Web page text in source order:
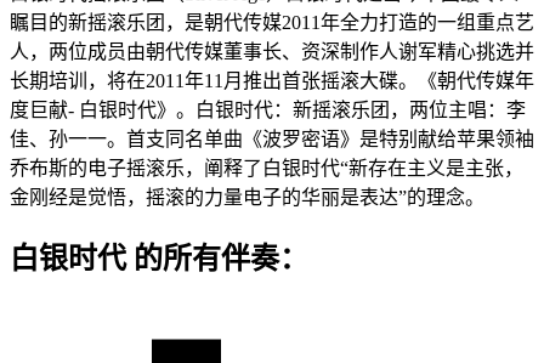
瞩目的新摇滚乐团，是朝代传媒2011年全力打造的一组重点艺
人，两位成员由朝代传媒董事长、资深制作人谢军精心挑选并
长期培训，将在2011年11月推出首张摇滚大碟。《朝代传媒年
度巨献- 白银时代》。白银时代：新摇滚乐团，两位主唱：李
佳、孙一一。首支同名单曲《波罗密语》是特别献给苹果领袖
乔布斯的电子摇滚乐，阐释了白银时代“新存在主义是主张，
金刚经是觉悟，摇滚的力量电子的华丽是表达”的理念。
白银时代 的所有伴奏：